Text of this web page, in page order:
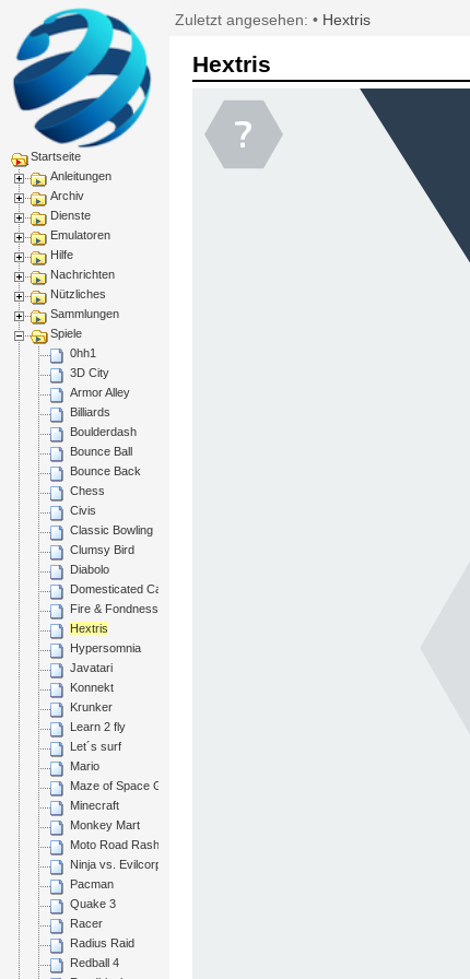
Startseite
Anleitungen
Archiv
Dienste
Emulatoren
Hilfe
Nachrichten
Nützliches
Sammlungen
Spiele
0hh1
3D City
Armor Alley
Billiards
Boulderdash
Bounce Ball
Bounce Back
Chess
Civis
Classic Bowling
Clumsy Bird
Diabolo
Domesticated Catgirl
Fire & Fondness
Hextris
Hypersomnia
Javatari
Konnekt
Krunker
Learn 2 fly
Let´s surf
Mario
Maze of Space Goblins
Minecraft
Monkey Mart
Moto Road Rash 3D
Ninja vs. Evilcorp
Pacman
Quake 3
Racer
Radius Raid
Redball 4
Zuletzt angesehen: • Hextris
Hextris